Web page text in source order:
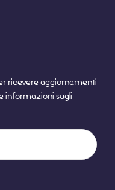
ricevere aggiornamenti
informazioni sugli